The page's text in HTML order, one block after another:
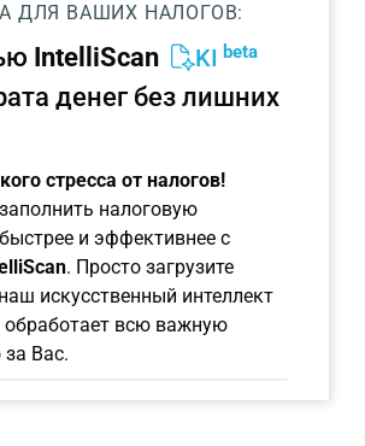
ДЛЯ ВАШИХ НАЛОГОВ:
IntelliScan KI beta
денег без лишних
стресса от налогов!
налоговую
и эффективнее с
. Просто загрузите
искусственный интеллект
обработает всю важную
Вас.